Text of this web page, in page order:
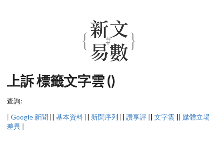
上訴 標籤文字雲 ()
查詢:
| Google 新聞 || 基本資料 || 新聞序列 || 讚享評 || 文字雲 || 媒體立場
差異 |